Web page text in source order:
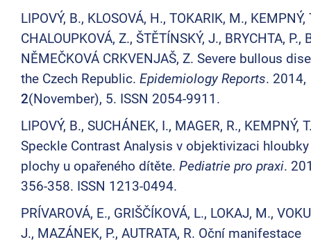
LIPOVÝ, B., KLOSOVÁ, H., TOKARIK, M., KEMPNÝ,
CHALOUPKOVÁ, Z., ŠTĚTÍNSKÝ, J., BRYCHTA, P.,
NĚMEČKOVÁ CRKVENJAŠ, Z. Severe bullous
the Czech Republic. Epidemiology Reports. 2014,
2(November), 5. ISSN 2054-9911.
LIPOVÝ, B., SUCHÁNEK, I., MAGER, R., KEMPNÝ,
Speckle Contrast Analysis v objektivizaci
plochy u opařeného dítěte. Pediatrie pro praxi.
356-358. ISSN 1213-0494.
PRÍVAROVÁ, E., GRIŠČÍKOVÁ, L., LOKAJ, M.,
J., MAZÁNEK, P., AUTRATA, R. Oční manifestace